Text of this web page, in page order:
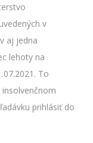
v
aj jedna
lehoty na
To
prihlásiť do